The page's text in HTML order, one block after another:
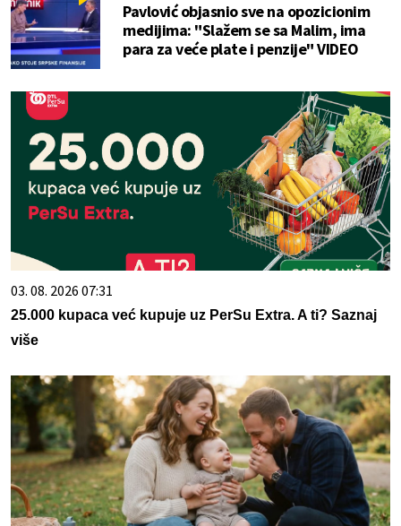
Pavlović objasnio sve na opozicionim
medijima: "Slažem se sa Malim, ima
para za veće plate i penzije" VIDEO
03. 08. 2026 07:31
25.000 kupaca već kupuje uz PerSu Extra. A ti? Saznaj
više